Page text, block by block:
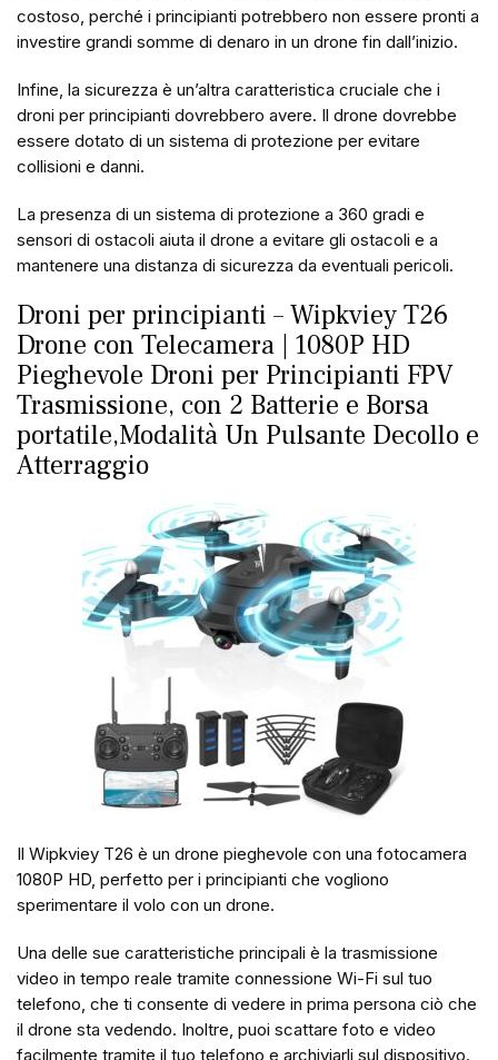
costoso, perché i principianti potrebbero non essere pronti a
investire grandi somme di denaro in un drone fin dall’inizio.
Infine, la sicurezza è un’altra caratteristica cruciale che i
droni per principianti dovrebbero avere. Il drone dovrebbe
essere dotato di un sistema di protezione per evitare
collisioni e danni.
La presenza di un sistema di protezione a 360 gradi e
sensori di ostacoli aiuta il drone a evitare gli ostacoli e a
mantenere una distanza di sicurezza da eventuali pericoli.
Droni per principianti – Wipkviey T26
Drone con Telecamera | 1080P HD
Pieghevole Droni per Principianti FPV
Trasmissione, con 2 Batterie e Borsa
portatile,Modalità Un Pulsante Decollo e
Atterraggio
Il Wipkviey T26 è un drone pieghevole con una fotocamera
1080P HD, perfetto per i principianti che vogliono
sperimentare il volo con un drone.
Una delle sue caratteristiche principali è la trasmissione
video in tempo reale tramite connessione Wi-Fi sul tuo
telefono, che ti consente di vedere in prima persona ciò che
il drone sta vedendo. Inoltre, puoi scattare foto e video
facilmente tramite il tuo telefono e archiviarli sul dispositivo.